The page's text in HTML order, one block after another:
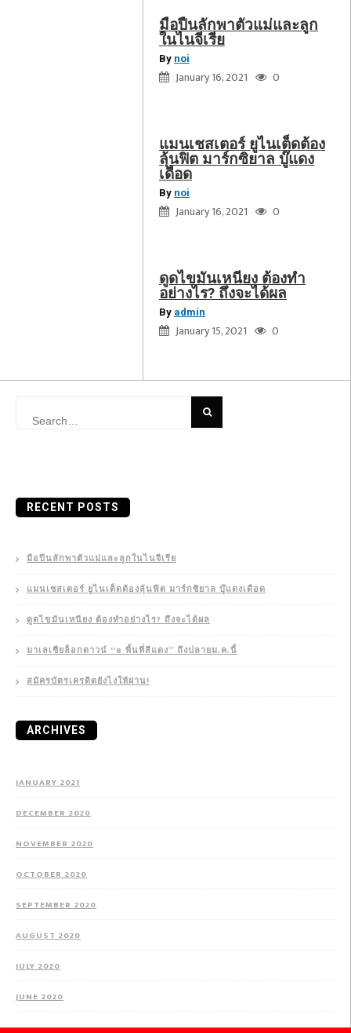
มือปืนลักพาตัวแม่และลูก
ในไนจีเรีย
By noi
January 16, 2021 0
ซิ
ยาล
บู๊
แดง
แมนเชสเตอร์ ยูไนเต็ดต้อง
ลุ้นฟิต มาร์กซิยาล บู๊แดง
เดือด
By noi
January 16, 2021 0
ดูด
ไข
มัน
เหนียง
อย่างไร?
ถึง
จะ
ได้
ดูดไขมันเหนียง ต้องทำ
อย่างไร? ถึงจะได้ผล
By admin
January 15, 2021 0
RECENT POSTS
มือปืนลักพาตัวแม่และลูกในไนจีเรีย
แมนเชสเตอร์ ยูไนเต็ดต้องลุ้นฟิต มาร์กซิยาล บู๊แดงเดือด
ดูดไขมันเหนียง ต้องทำอย่างไร? ถึงจะได้ผล
มาเลเซียล็อกดาวน์ “8 พื้นที่สีแดง” ถึงปลายม.ค.นี้
สมัครบัตรเครดิตยังไงให้ผ่าน!
ARCHIVES
JANUARY 2021
DECEMBER 2020
NOVEMBER 2020
OCTOBER 2020
SEPTEMBER 2020
AUGUST 2020
JULY 2020
JUNE 2020